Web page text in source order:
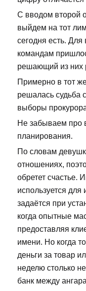
С вводом второй
выйдем на тот
сегодня есть.
командам
решающий из них
Примерно в тот
решалась судьба
выборы
Не забываем про
планирования.
По словам
отношениях,
обретет счастье.
используется для
задаётся при
когда опытные
предоставляя
имени. Но когда
деньги за товар
неделю столько
банк между